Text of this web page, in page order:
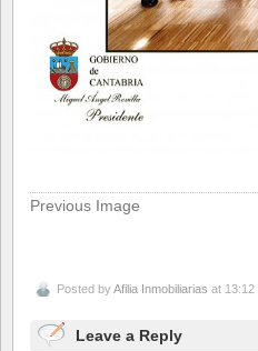
Previous Image
Posted byAfilia Inmobiliarias at 13:12
Leave a Reply